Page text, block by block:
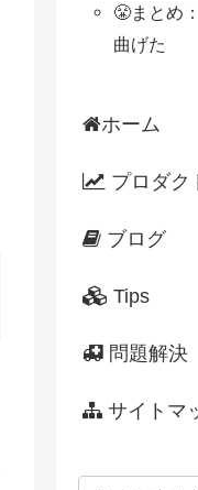
😤まとめ
曲げた
ホーム
プロダク
ブログ
Tips
問題解決
サイトマ